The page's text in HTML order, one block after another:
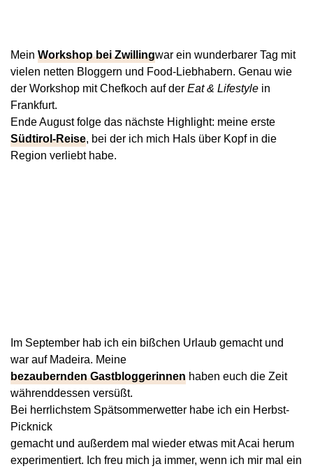
Mein Workshop bei Zwillingwar ein wunderbarer Tag mit
vielen netten Bloggern und Food-Liebhabern. Genau wie
der Workshop mit Chefkoch auf der Eat & Lifestyle in
Frankfurt.
Ende August folge das nächste Highlight: meine erste
Südtirol-Reise, bei der ich mich Hals über Kopf in die
Region verliebt habe.
Im September hab ich ein bißchen Urlaub gemacht und
war auf Madeira. Meine
bezaubernden Gastbloggerinnen haben euch die Zeit
währenddessen versüßt.
Bei herrlichstem Spätsommerwetter habe ich ein Herbst-
Picknick
gemacht und außerdem mal wieder etwas mit Acai herum
experimentiert. Ich freu mich ja immer, wenn ich mir mal ein